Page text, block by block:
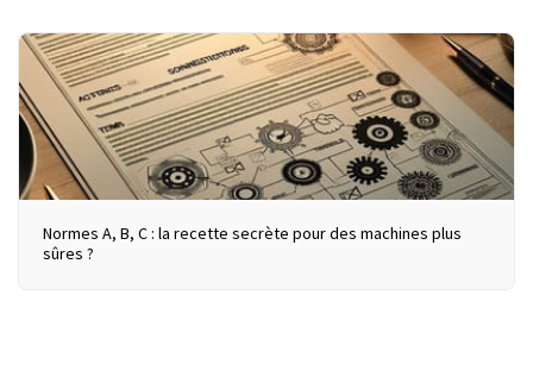
Normes A, B, C : la recette secrète pour des machines plus
sûres ?